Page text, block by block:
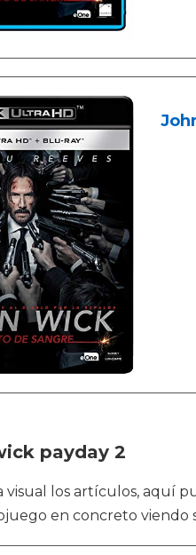
payday 2
visual los artículos, aquí
en concreto viendo